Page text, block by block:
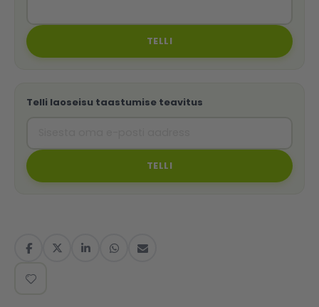
TELLI
Telli laoseisu taastumise teavitus
TELLI